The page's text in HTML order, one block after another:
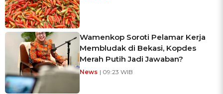
Wamenkop Soroti Pelamar Kerja
Membludak di Bekasi, Kopdes
Merah Putih Jadi Jawaban?
News | 09:23 WIB